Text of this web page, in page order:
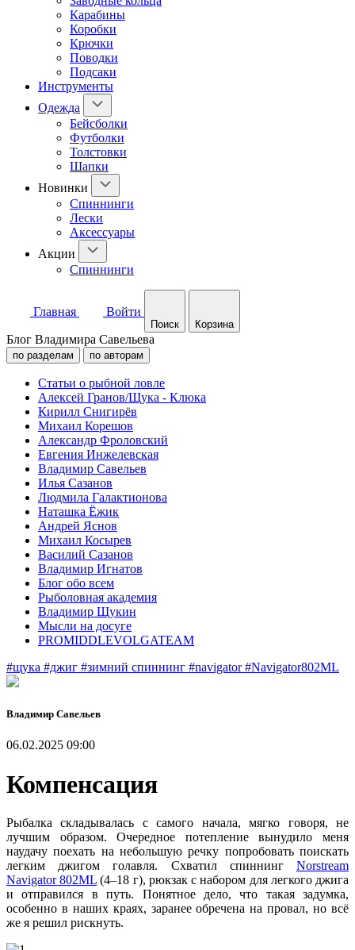
Карабины
Коробки
Крючки
Поводки
Подсаки
Инструменты
Одежда
Бейсболки
Футболки
Толстовки
Шапки
Новинки
Спиннинги
Лески
Аксессуары
Акции
Спиннинги
Главная Войти
Поиск Корзина
Блог Владимира Савельева
по разделам по авторам
Статьи о рыбной ловле
Алексей Гранов/Щука - Клюка
Кирилл Снигирёв
Михаил Корешов
Александр Фроловский
Евгения Инжелевская
Владимир Савельев
Илья Сазанов
Людмила Галактионова
Наташка Ёжик
Андрей Яснов
Михаил Косырев
Василий Сазанов
Владимир Игнатов
Блог обо всем
Рыболовная академия
Владимир Щукин
Мысли на досуге
PROMIDDLEVOLGATEAM
#щука #джиг #зимний спиннинг #navigator#Navigator802ML
Владимир Савельев
06.02.2025 09:00
Компенсация
Рыбалка складывалась с самого начала, мягко говоря, не
лучшим образом. Очередное потепление вынудило меня
наудачу поехать на небольшую речку попробовать поискать
легким джигом голавля. Схватил спиннинг Norstream
Navigator 802ML (4–18 г), рюкзак с набором для легкого джига
и отправился в путь. Понятное дело, что такая задумка,
особенно в наших краях, заранее обречена на провал, но всё
же я решил рискнуть.